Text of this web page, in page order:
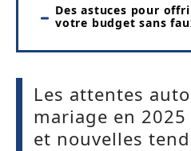
Des astuces pour
votre budget sans
Les attentes
mariage en
et nouvelles